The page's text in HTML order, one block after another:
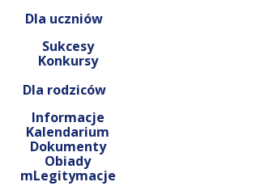
Dla uczniów
Sukcesy
Konkursy
Dla rodziców
Informacje
Kalendarium
Dokumenty
Obiady
mLegitymacje